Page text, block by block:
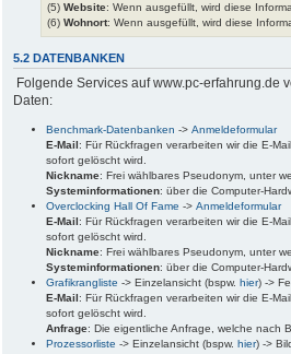
(5) Website: Wenn ausgefüllt, wird diese
(6) Wohnort: Wenn ausgefüllt, wird diese
5.2 DATENBANKEN
Folgende Services auf www.pc-erfahrung.de
Daten:
Benchmark-Datenbanken -> Anmeldeformular
E-Mail: Für Rückfragen verarbeiten wir die E-
sofort gelöscht wird.
Nickname: Frei wählbares Pseudonym, unter
Systeminformationen: über die Computer-
Overclocking Hall Of Fame -> Anmeldeformular
E-Mail: Für Rückfragen verarbeiten wir die E-
sofort gelöscht wird.
Nickname: Frei wählbares Pseudonym, unter
Systeminformationen: über die Computer-
Grafikrangliste -> Einzelansicht (bspw. hier) ->
E-Mail: Für Rückfragen verarbeiten wir die E-
sofort gelöscht wird.
Anfrage: Die eigentliche Anfrage, welche nach
Prozessorliste -> Einzelansicht (bspw. hier) ->